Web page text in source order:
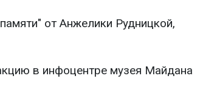
от Анжелики Рудницкой,
в инфоцентре музея Майдана